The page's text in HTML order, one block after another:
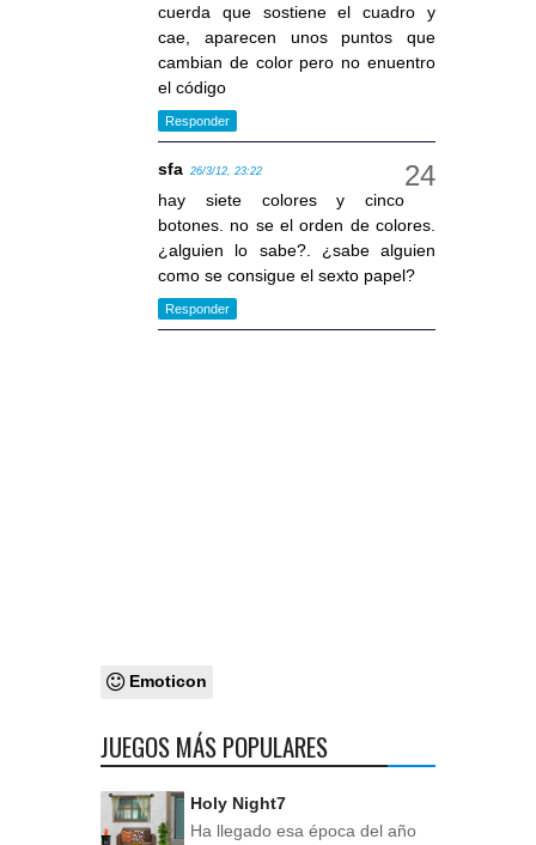
cuerda que sostiene el cuadro y
cae, aparecen unos puntos que
cambian de color pero no enuentro
el código
Responder
sfa 26/3/12, 23:22
hay siete colores y cinco
botones. no se el orden de colores.
¿alguien lo sabe?. ¿sabe alguien
como se consigue el sexto papel?
Responder
Emoticon
JUEGOS MÁS POPULARES
Holy Night7
Ha llegado esa época del año